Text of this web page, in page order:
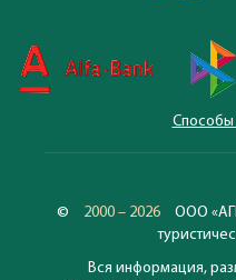
Способы
© 2000 – 2026
ООО
Вся информация,